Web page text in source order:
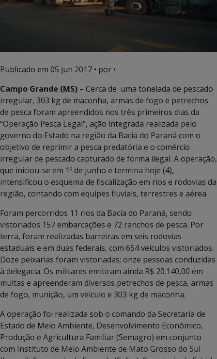
Publicado em 05 jun 2017 • por •
Campo Grande (MS) – Cerca de uma tonelada de pescado
irregular, 303 kg de maconha, armas de fogo e petrechos
de pesca foram apreendidos nos três primeiros dias da
“Operação Pesca Legal”, ação integrada realizada pelo
governo do Estado na região da Bacia do Paraná com o
objetivo de reprimir a pesca predatória e o comércio
irregular de pescado capturado de forma ilegal. A operação,
que iniciou-se em 1º de junho e termina hoje (4),
intensificou o esquema de fiscalização em rios e rodovias da
região, contando com equipes fluviais, terrestres e aérea.
Foram percorridos 11 rios da Bacia do Paraná, sendo
vistoriados 157 embarcações e 72 ranchos de pesca. Por
terra, foram realizadas barreiras em seis rodovias
estaduais e em duas federais, com 654 veículos vistoriados.
Doze peixarias foram vistoriadas; onze pessoas conduzidas
à delegacia. Os militares emitiram ainda R$ 20.140,00 em
multas e apreenderam diversos petrechos de pesca, armas
de fogo, munição, um veículo e 303 kg de maconha.
A operação foi realizada sob o comando da Secretaria de
Estado de Meio Ambiente, Desenvolvimento Econômico,
Produção e Agricultura Familiar (Semagro) em conjunto
com Instituto de Meio Ambiente de Mato Grosso do Sul